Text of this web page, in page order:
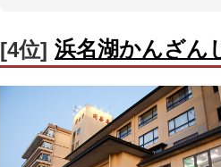
[4位] 浜名湖かんざ